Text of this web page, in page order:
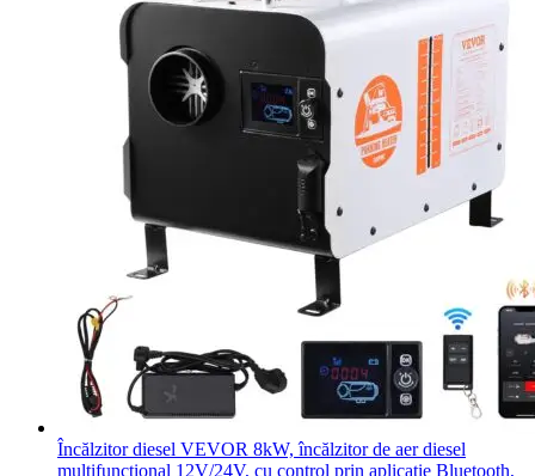
Încălzitor diesel VEVOR 8kW, încălzitor de aer diesel
multifuncțional 12V/24V, cu control prin aplicație Bluetooth,